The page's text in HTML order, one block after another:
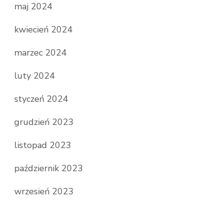
maj 2024
kwiecień 2024
marzec 2024
luty 2024
styczeń 2024
grudzień 2023
listopad 2023
październik 2023
wrzesień 2023